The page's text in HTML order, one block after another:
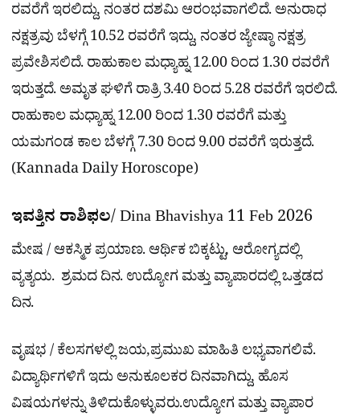
ರವರೆಗೆ ಇರಲಿದ್ದು, ನಂತರ ದಶಮಿ ಆರಂಭವಾಗಲಿದೆ. ಅನುರಾಧ
ನಕ್ಷತ್ರವು ಬೆಳಗ್ಗೆ 10.52 ರವರೆಗೆ ಇದ್ದು, ನಂತರ ಜ್ಯೇಷ್ಠಾ ನಕ್ಷತ್ರ
ಪ್ರವೇಶಿಸಲಿದೆ. ರಾಹುಕಾಲ ಮಧ್ಯಾಹ್ನ 12.00 ರಿಂದ 1.30 ರವರೆಗೆ
ಇರುತ್ತದೆ. ಅಮೃತ ಘಳಿಗೆ ರಾತ್ರಿ 3.40 ರಿಂದ 5.28 ರವರೆಗೆ ಇರಲಿದೆ.
ರಾಹುಕಾಲ ಮಧ್ಯಾಹ್ನ 12.00 ರಿಂದ 1.30 ರವರೆಗೆ ಮತ್ತು
ಯಮಗಂಡ ಕಾಲ ಬೆಳಗ್ಗೆ 7.30 ರಿಂದ 9.00 ರವರೆಗೆ ಇರುತ್ತದೆ.
(Kannada Daily Horoscope)
ಇವತ್ತಿನ ರಾಶಿಫಲ/ Dina Bhavishya 11 Feb 2026
ಮೇಷ / ಆಕಸ್ಮಿಕ ಪ್ರಯಾಣ. ಆರ್ಥಿಕ ಬಿಕ್ಕಟ್ಟು, ಆರೋಗ್ಯದಲ್ಲಿ
ವ್ಯತ್ಯಯ. ಶ್ರಮದ ದಿನ. ಉದ್ಯೋಗ ಮತ್ತು ವ್ಯಾಪಾರದಲ್ಲಿ ಒತ್ತಡದ
ದಿನ.
ವೃಷಭ / ಕೆಲಸಗಳಲ್ಲಿ ಜಯ,ಪ್ರಮುಖ ಮಾಹಿತಿ ಲಭ್ಯವಾಗಲಿವೆ.
ವಿದ್ಯಾರ್ಥಿಗಳಿಗೆ ಇದು ಅನುಕೂಲಕರ ದಿನವಾಗಿದ್ದು, ಹೊಸ
ವಿಷಯಗಳನ್ನು ತಿಳಿದುಕೊಳ್ಳುವರು.ಉದ್ಯೋಗ ಮತ್ತು ವ್ಯಾಪಾರ